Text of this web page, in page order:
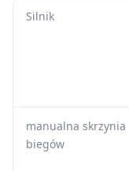
Silnik
manualna skrzynia
biegów